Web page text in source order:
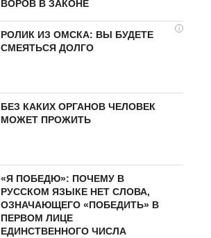
ВОРОВ В ЗАКОНЕ
i
РОЛИК ИЗ ОМСКА: ВЫ БУДЕТЕ
СМЕЯТЬСЯ ДОЛГО
БЕЗ КАКИХ ОРГАНОВ ЧЕЛОВЕК
МОЖЕТ ПРОЖИТЬ
«Я ПОБЕДЮ»: ПОЧЕМУ В
РУССКОМ ЯЗЫКЕ НЕТ СЛОВА,
ОЗНАЧАЮЩЕГО «ПОБЕДИТЬ» В
ПЕРВОМ ЛИЦЕ
ЕДИНСТВЕННОГО ЧИСЛА